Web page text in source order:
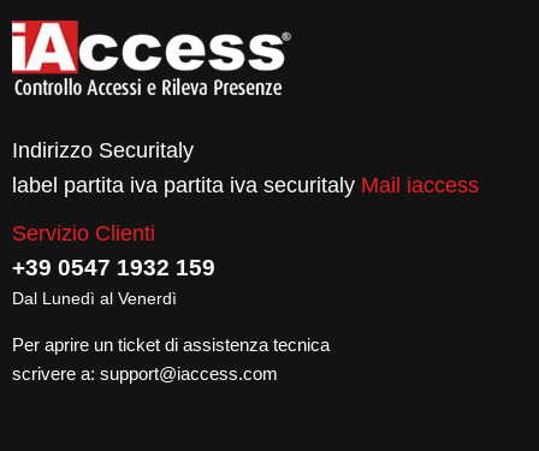
Indirizzo Securitaly
label partita iva partita iva securitaly Mail iaccess
Servizio Clienti
+39 0547 1932 159
Dal Lunedì al Venerdì
Per aprire un ticket di assistenza tecnica
scrivere a: support@iaccess.com